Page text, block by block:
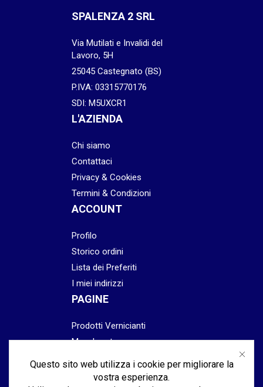
SPALENZA 2 SRL
Via Mutilati e Invalidi del
Lavoro, 5H
25045 Castegnato (BS)
P.IVA: 03315770176
SDI: M5UXCR1
L'AZIENDA
Chi siamo
Contattaci
Privacy & Cookies
Termini & Condizioni
ACCOUNT
Profilo
Storico ordini
Lista dei Preferiti
I miei indirizzi
PAGINE
Prodotti Vernicianti
Mascheratura
Abrasivi
Questo sito web utilizza i cookie per migliorare la
vostra esperienza.